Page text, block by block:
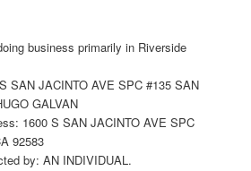
business primarily in Riverside
SAN JACINTO AVE SPC #135 SAN
GALVAN
1600 S SAN JACINTO AVE SPC
92583
by: AN INDIVIDUAL.